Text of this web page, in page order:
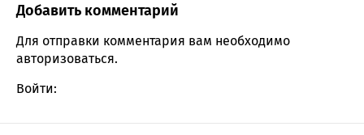
Comment section
Добавить комментарий
Для отправки комментария вам необходимо
авторизоваться.
Войти: